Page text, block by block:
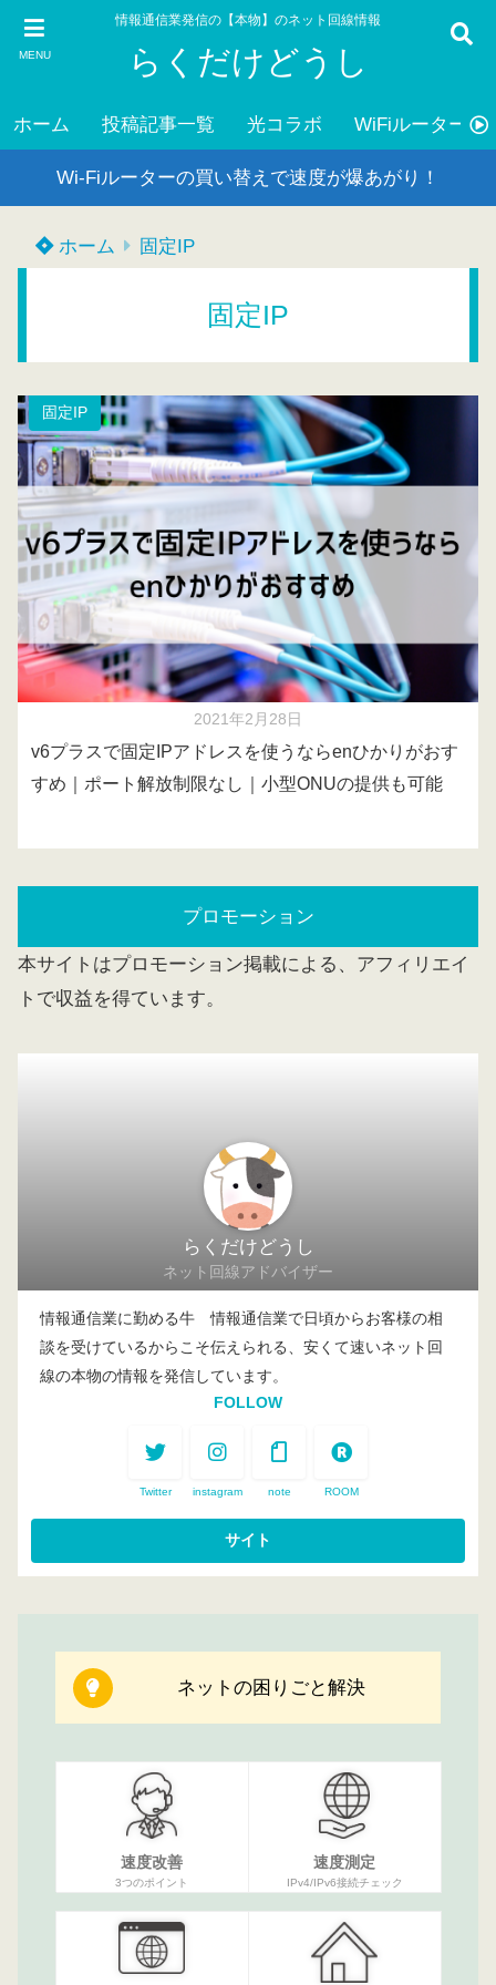
MENU
情報通信業発信の【本物】のネット回線情報
らくだけどうし
ホーム 投稿記事一覧 光コラボ WiFiルーター
Wi-Fiルーターの買い替えで速度が爆あがり！
ホーム 固定IP
固定IP
固定IP
2021年2月28日
v6プラスで固定IPアドレスを使うならenひかりがおす
すめ｜ポート解放制限なし｜小型ONUの提供も可能
プロモーション
本サイトはプロモーション掲載による、アフィリエイ
トで収益を得ています。
らくだけどうし
ネット回線アドバイザー
情報通信業に勤める牛 情報通信業で日頃からお客様の相
談を受けているからこそ伝えられる、安くて速いネット回
線の本物の情報を発信しています。
FOLLOW
Twitter instagram note ROOM
ネットの困りごと解決
速度改善
3つのポイント
速度測定
IPv4/IPv6接続チェック